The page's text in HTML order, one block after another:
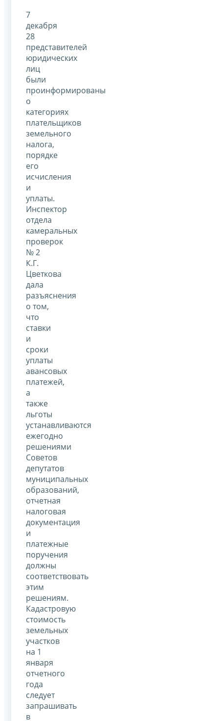
7
декабря
28
представителей
юридических
лиц
были
проинформированы
о
категориях
плательщиков
земельного
налога,
порядке
его
исчисления
и
уплаты.
Инспектор
отдела
камеральных
проверок
№ 2
К.Г.
Цветкова
дала
разъяснения
о том,
что
ставки
и
сроки
уплаты
авансовых
платежей,
а
также
льготы
устанавливаются
ежегодно
решениями
Советов
депутатов
муниципальных
образований,
отчетная
налоговая
документация
и
платежные
поручения
должны
соответствовать
этим
решениям.
Кадастровую
стоимость
земельных
участков
на 1
января
отчетного
года
следует
запрашивать
в